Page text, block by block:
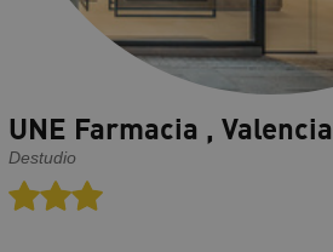
UNE Farmacia , Valencia
Destudio